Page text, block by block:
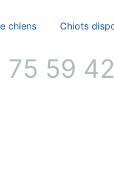
chiens Chiots
75 59 42